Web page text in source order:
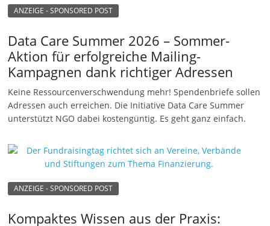
e
n
ANZEIGE - SPONSORED POST
Data Care Summer 2026 – Sommer-
Aktion für erfolgreiche Mailing-
Kampagnen dank richtiger Adressen
Keine Ressourcenverschwendung mehr! Spendenbriefe sollen
Adressen auch erreichen. Die Initiative Data Care Summer
unterstützt NGO dabei kostengüntig. Es geht ganz einfach.
ANZEIGE - SPONSORED POST
Kompaktes Wissen aus der Praxis: